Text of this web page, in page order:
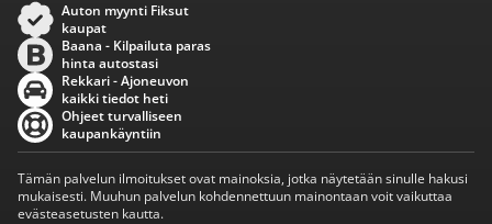
Auton myynti Fiksut
kaupat
Baana - Kilpailuta paras
hinta autostasi
Rekkari - Ajoneuvon
kaikki tiedot heti
Ohjeet turvalliseen
kaupankäyntiin
Tämän palvelun ilmoitukset ovat mainoksia, jotka näytetään sinulle hakusi
mukaisesti. Muuhun palvelun kohdennettuun mainontaan voit vaikuttaa
evästeasetusten kautta.